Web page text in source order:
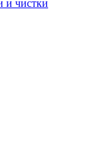
и чистки